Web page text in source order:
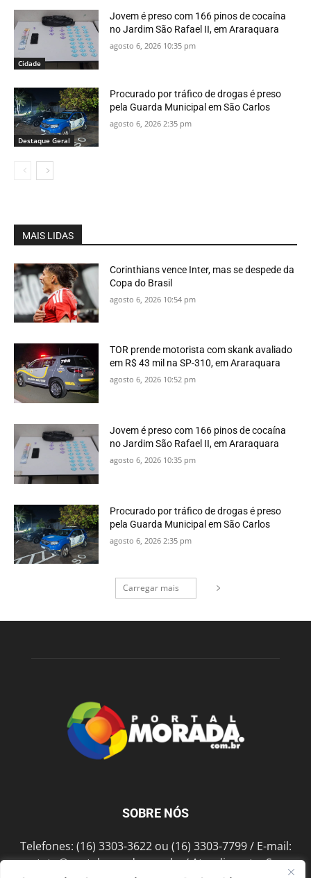
Cidade
Jovem é preso com 166 pinos de cocaína
no Jardim São Rafael II, em Araraquara
agosto 6, 2026 10:35 pm
Destaque Geral
Procurado por tráfico de drogas é preso
pela Guarda Municipal em São Carlos
agosto 6, 2026 2:35 pm
MAIS LIDAS
Corinthians vence Inter, mas se despede da
Copa do Brasil
agosto 6, 2026 10:54 pm
TOR prende motorista com skank avaliado
em R$ 43 mil na SP-310, em Araraquara
agosto 6, 2026 10:52 pm
Jovem é preso com 166 pinos de cocaína
no Jardim São Rafael II, em Araraquara
agosto 6, 2026 10:35 pm
Procurado por tráfico de drogas é preso
pela Guarda Municipal em São Carlos
agosto 6, 2026 2:35 pm
Carregar mais
SOBRE NÓS
Telefones: (16) 3303-3622 ou (16) 3303-7799 / E-mail:
contato@portalmorada.com.br/ Atendimento: Seg a